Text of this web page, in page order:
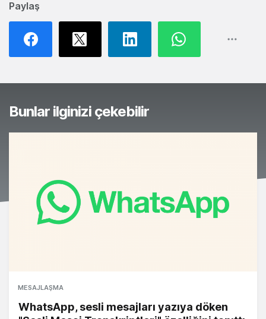
Paylaş
Bunlar ilginizi çekebilir
MESAJLAŞMA
WhatsApp, sesli mesajları yazıya döken